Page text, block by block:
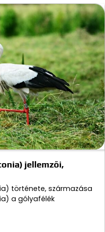
jellemzői,
története, származása
a gólyafélék